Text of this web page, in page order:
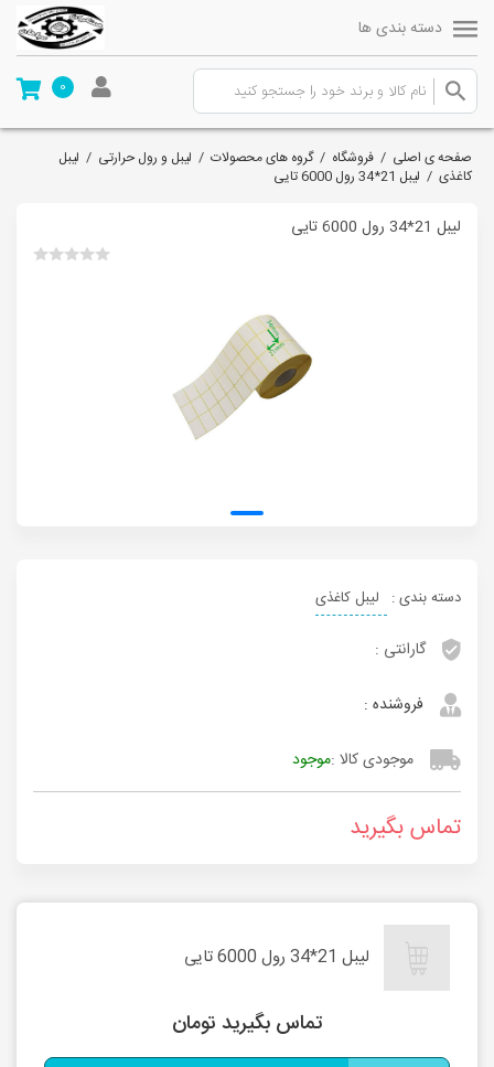
دسته بندی ها
0
صفحه ی اصلی / فروشگاه /گروه های محصولات / لیبل و رول حرارتی / لیبل
کاغذی / لیبل 21*34 رول 6000 تایی
لیبل 21*34 رول 6000 تایی
دسته بندی : لیبل کاغذی
گارانتی :
فروشنده :
موجودی کالا :موجود
تماس بگیرید
لیبل 21*34 رول 6000 تایی
تماس بگیرید تومان